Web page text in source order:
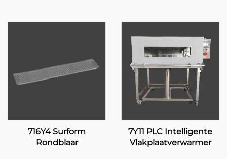
716Y4 Surform
Rondblaar
7Y11 PLC Intelligente
Vlakplaatverwarmer